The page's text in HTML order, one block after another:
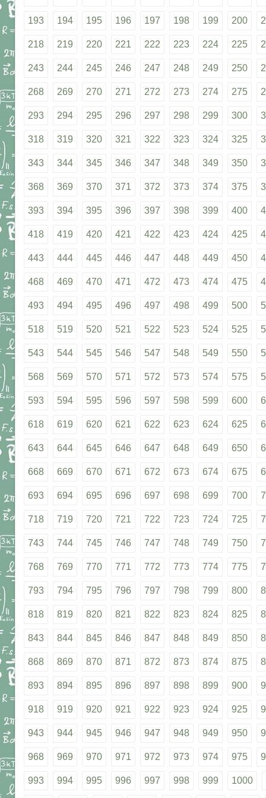
193 194 195 196 197 198 199 200
218 219 220 221 222 223 224 225
243 244 245 246 247 248 249 250
268 269 270 271 272 273 274 275
293 294 295 296 297 298 299 300
318 319 320 321 322 323 324 325
343 344 345 346 347 348 349 350
368 369 370 371 372 373 374 375
393 394 395 396 397 398 399 400
418 419 420 421 422 423 424 425
443 444 445 446 447 448 449 450
468 469 470 471 472 473 474 475
493 494 495 496 497 498 499 500
518 519 520 521 522 523 524 525
543 544 545 546 547 548 549 550
568 569 570 571 572 573 574 575
593 594 595 596 597 598 599 600
618 619 620 621 622 623 624 625
643 644 645 646 647 648 649 650
668 669 670 671 672 673 674 675
693 694 695 696 697 698 699 700
718 719 720 721 722 723 724 725
743 744 745 746 747 748 749 750
768 769 770 771 772 773 774 775
793 794 795 796 797 798 799 800
818 819 820 821 822 823 824 825
843 844 845 846 847 848 849 850
868 869 870 871 872 873 874 875
893 894 895 896 897 898 899 900
918 919 920 921 922 923 924 925
943 944 945 946 947 948 949 950
968 969 970 971 972 973 974 975
993 994 995 996 997 998 999 1000